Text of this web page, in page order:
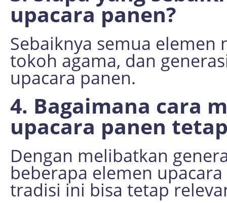
upacara panen?
Sebaiknya semua
tokoh agama, dan
upacara panen.
4. Bagaimana cara
upacara panen
Dengan melibatkan
beberapa elemen
tradisi ini bisa tetap